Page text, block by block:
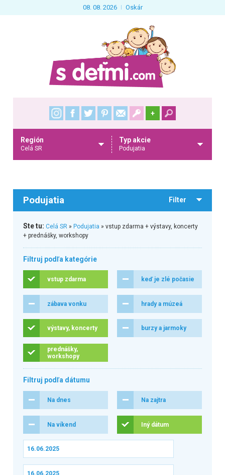
08. 08. 2026 Oskár
+
Región
Celá SR
Typ akcie
Podujatia
Podujatia Filter
Ste tu: Celá SR» Podujatia » vstup zdarma + výstavy, koncerty
+ prednášky, workshopy
Filtruj podľa kategórie
vstup zdarma keď je zlé počasie
zábava vonku hrady a múzeá
výstavy, koncerty burzy a jarmoky
prednášky,
workshopy
Filtruj podľa dátumu
Na dnes Na zajtra
Na víkend Iný dátum